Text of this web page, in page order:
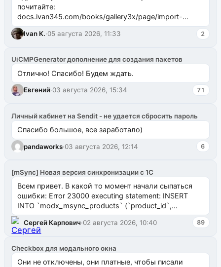
почитайте:
docs.ivan345.com/books/gallery3x/page/import-
ms2galleryphp
Ivan K.·05 августа 2026, 11:33 2
UiCMPGenerator дополнение для создания пакетов
Отлично! Спасибо! Будем ждать.
Евгений·03 августа 2026, 15:34 71
Личный кабинет на Sendit - не удается сбросить пароль
Спасибо большое, все заработало)
pandaworks·03 августа 2026, 12:14 6
[mSync] Новая версия синхронизации с 1С
Всем привет. В какой то момент начали сыпаться
ошибки: Error 23000 executing statement: INSERT
INTO `modx_msync_products` (`product_id`,
`uuid_1c`) VALUES ...
Сергей Карпович·02 августа 2026, 10:40 89
Checkbox для модального окна
Они не отключены, они платные, чтобы писали